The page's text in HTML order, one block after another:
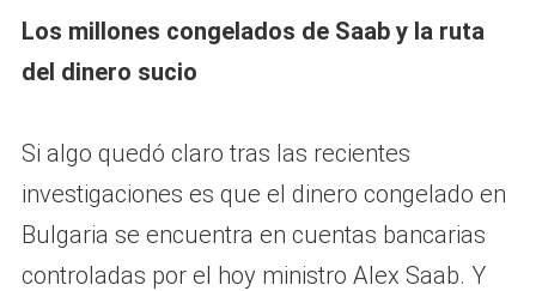
Los millones congelados de Saab y la ruta
del dinero sucio
Si algo quedó claro tras las recientes
investigaciones es que el dinero congelado en
Bulgaria se encuentra en cuentas bancarias
controladas por el hoy ministro Alex Saab. Y